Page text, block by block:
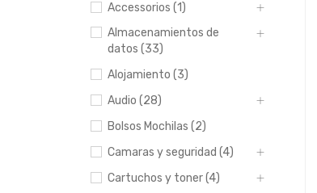
Accessorios (1)
Almacenamientos de
datos (33)
Alojamiento (3)
Audio (28)
Bolsos Mochilas (2)
Camaras y seguridad (4)
Cartuchos y toner (4)